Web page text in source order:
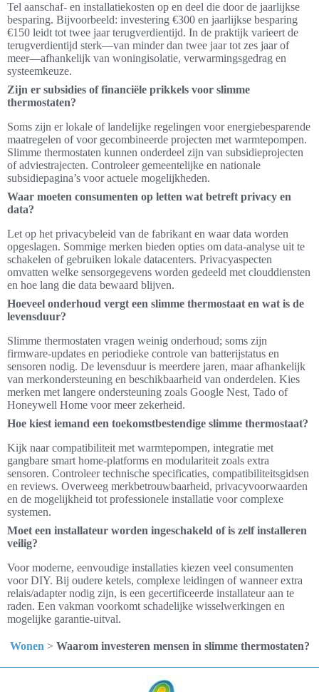
Tel aanschaf- en installatiekosten op en deel die door de jaarlijkse
besparing. Bijvoorbeeld: investering €300 en jaarlijkse besparing
€150 leidt tot twee jaar terugverdientijd. In de praktijk varieert de
terugverdientijd sterk—van minder dan twee jaar tot zes jaar of
meer—afhankelijk van woningisolatie, verwarmingsgedrag en
systeemkeuze.
Zijn er subsidies of financiële prikkels voor slimme
thermostaten?
Soms zijn er lokale of landelijke regelingen voor energiebesparende
maatregelen of voor gecombineerde projecten met warmtepompen.
Slimme thermostaten kunnen onderdeel zijn van subsidieprojecten
of adviestrajecten. Controleer gemeentelijke en nationale
subsidiepagina’s voor actuele mogelijkheden.
Waar moeten consumenten op letten wat betreft privacy en
data?
Let op het privacybeleid van de fabrikant en waar data worden
opgeslagen. Sommige merken bieden opties om data-analyse uit te
schakelen of gebruiken lokale datacenters. Privacyaspecten
omvatten welke sensorgegevens worden gedeeld met clouddiensten
en hoe lang die data bewaard blijven.
Hoeveel onderhoud vergt een slimme thermostaat en wat is de
levensduur?
Slimme thermostaten vragen weinig onderhoud; soms zijn
firmware-updates en periodieke controle van batterijstatus en
sensoren nodig. De levensduur is meerdere jaren, maar afhankelijk
van merkondersteuning en beschikbaarheid van onderdelen. Kies
merken met langere ondersteuning zoals Google Nest, Tado of
Honeywell Home voor meer zekerheid.
Hoe kiest iemand een toekomstbestendige slimme thermostaat?
Kijk naar compatibiliteit met warmtepompen, integratie met
gangbare smart home-platforms en modulariteit zoals extra
sensoren. Controleer technische specificaties, compatibiliteitsgidsen
en reviews. Overweeg merkbetrouwbaarheid, privacyvoorwaarden
en de mogelijkheid tot professionele installatie voor complexe
systemen.
Moet een installateur worden ingeschakeld of is zelf installeren
veilig?
Voor moderne, eenvoudige installaties kiezen veel consumenten
voor DIY. Bij oudere ketels, complexe leidingen of wanneer extra
relais/adapter nodig zijn, is een gecertificeerde installateur aan te
raden. Een vakman voorkomt schadelijke wisselwerkingen en
mogelijke garantie-uitval.
Wonen > Waarom investeren mensen in slimme thermostaten?